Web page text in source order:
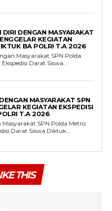
DENGAN MASYARAKAT
KEGIATAN
BA POLRI T.A 2026
Masyarakat SPN Polda
Darat Siswa...
MASYARAKAT SPN
KEGIATAN EKSPEDISI
T.A 2026
SPN Polda Metro
Darat Siswa Diktuk...
THIS